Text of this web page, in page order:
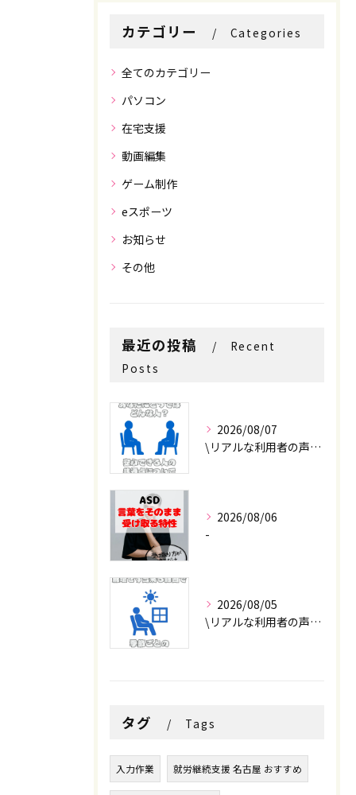
カテゴリー Categories
全てのカテゴリー
パソコン
在宅支援
動画編集
ゲーム制作
eスポーツ
お知らせ
その他
最近の投稿
Recent
Posts
2026/08/07
\リアルな利用者の声📣/
2026/08/06
-
2026/08/05
\リアルな利用者の声📣/
タグ Tags
入力作業 就労継続支援 名古屋 おすすめ
お問い合わせはこちら
お問い合わせはこちら